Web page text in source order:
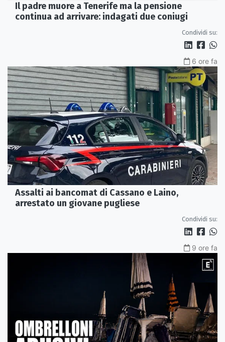
Il padre muore a Tenerife ma la pensione
continua ad arrivare: indagati due coniugi
Condividi su:
6 ore fa
Assalti ai bancomat di Cassano e Laino,
arrestato un giovane pugliese
Condividi su:
9 ore fa